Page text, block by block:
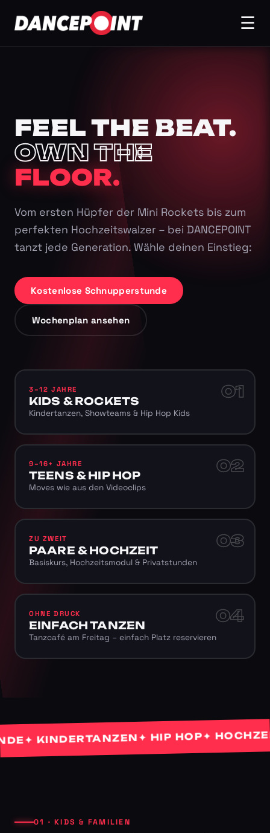
☰
FEEL THE BEAT.
OWN THE
FLOOR.
Vom ersten Hüpfer der Mini Rockets bis zum
perfekten Hochzeitswalzer – bei DANCEPOINT
tanzt jede Generation. Wähle deinen Einstieg:
Kostenlose Schnupperstunde
Wochenplan ansehen
01
3–12 JAHRE
KIDS & ROCKETS
Kindertanzen, Showteams & Hip Hop Kids
02
9–16+ JAHRE
TEENS & HIP HOP
Moves wie aus den Videoclips
03
ZU ZWEIT
PAARE & HOCHZEIT
Basiskurs, Hochzeitsmodul & Privatstunden
04
OHNE DRUCK
EINFACH TANZEN
Tanzcafé am Freitag – einfach Platz reservieren
KINDERTANZEN✦ HIP HOP ✦
01 · KIDS & FAMILIEN